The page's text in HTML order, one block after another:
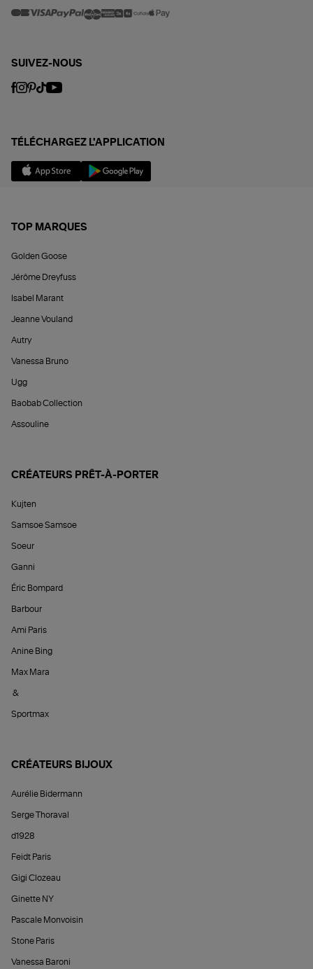
SUIVEZ-NOUS
TÉLÉCHARGEZ L'APPLICATION
TOP MARQUES
Golden Goose
Jérôme Dreyfuss
Isabel Marant
Jeanne Vouland
Autry
Vanessa Bruno
Ugg
Baobab Collection
Assouline
CRÉATEURS PRÊT-À-PORTER
Kujten
Samsoe Samsoe
Soeur
Ganni
Éric Bompard
Barbour
Ami Paris
Anine Bing
Max Mara
&
Sportmax
CRÉATEURS BIJOUX
Aurélie Bidermann
Serge Thoraval
d1928
Feidt Paris
Gigi Clozeau
Ginette NY
Pascale Monvoisin
Stone Paris
Vanessa Baroni